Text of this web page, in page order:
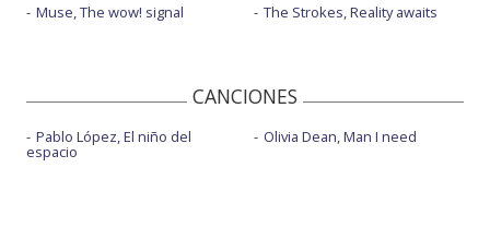
Muse, The wow! signal
The Strokes, Reality awaits
CANCIONES
Pablo López, El niño del
espacio
Olivia Dean, Man I need